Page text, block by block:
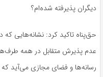
دیگران پذیرفته شده‌ام؟
حق‌پناه تاکید کرد: نشانه‌هایی
عدم پذیرش متقابل در همه
رسانه‌ها و فضای مجازی می‌آید